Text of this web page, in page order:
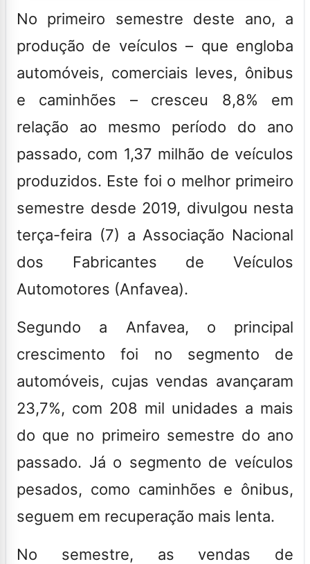
No primeiro semestre deste ano, a
produção de veículos – que engloba
automóveis, comerciais leves, ônibus
e caminhões – cresceu 8,8% em
relação ao mesmo período do ano
passado, com 1,37 milhão de veículos
produzidos. Este foi o melhor primeiro
semestre desde 2019, divulgou nesta
terça-feira (7) a Associação Nacional
dos Fabricantes de Veículos
Automotores (Anfavea).
Segundo a Anfavea, o principal
crescimento foi no segmento de
automóveis, cujas vendas avançaram
23,7%, com 208 mil unidades a mais
do que no primeiro semestre do ano
passado. Já o segmento de veículos
pesados, como caminhões e ônibus,
seguem em recuperação mais lenta.
No semestre, as vendas de